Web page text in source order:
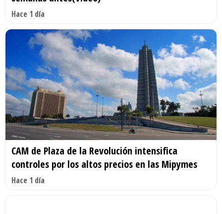
Hace 1 día
CAM de Plaza de la Revolución intensifica
controles por los altos precios en las Mipymes
Hace 1 día